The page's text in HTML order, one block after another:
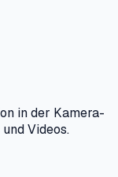
in der Kamera-
Videos.